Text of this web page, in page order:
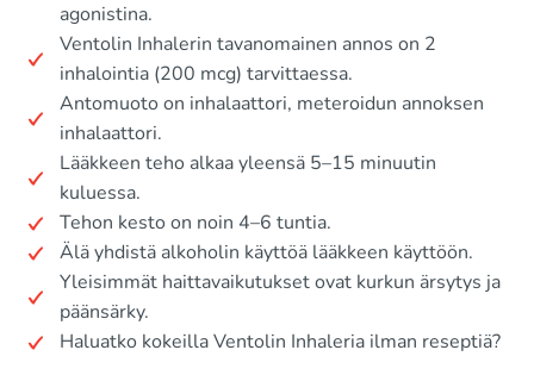
agonistina.
Ventolin Inhalerin tavanomainen annos on 2
inhalointia (200 mcg) tarvittaessa.
Antomuoto on inhalaattori, meteroidun annoksen
inhalaattori.
Lääkkeen teho alkaa yleensä 5–15 minuutin
kuluessa.
Tehon kesto on noin 4–6 tuntia.
Älä yhdistä alkoholin käyttöä lääkkeen käyttöön.
Yleisimmät haittavaikutukset ovat kurkun ärsytys ja
päänsärky.
Haluatko kokeilla Ventolin Inhaleria ilman reseptiä?